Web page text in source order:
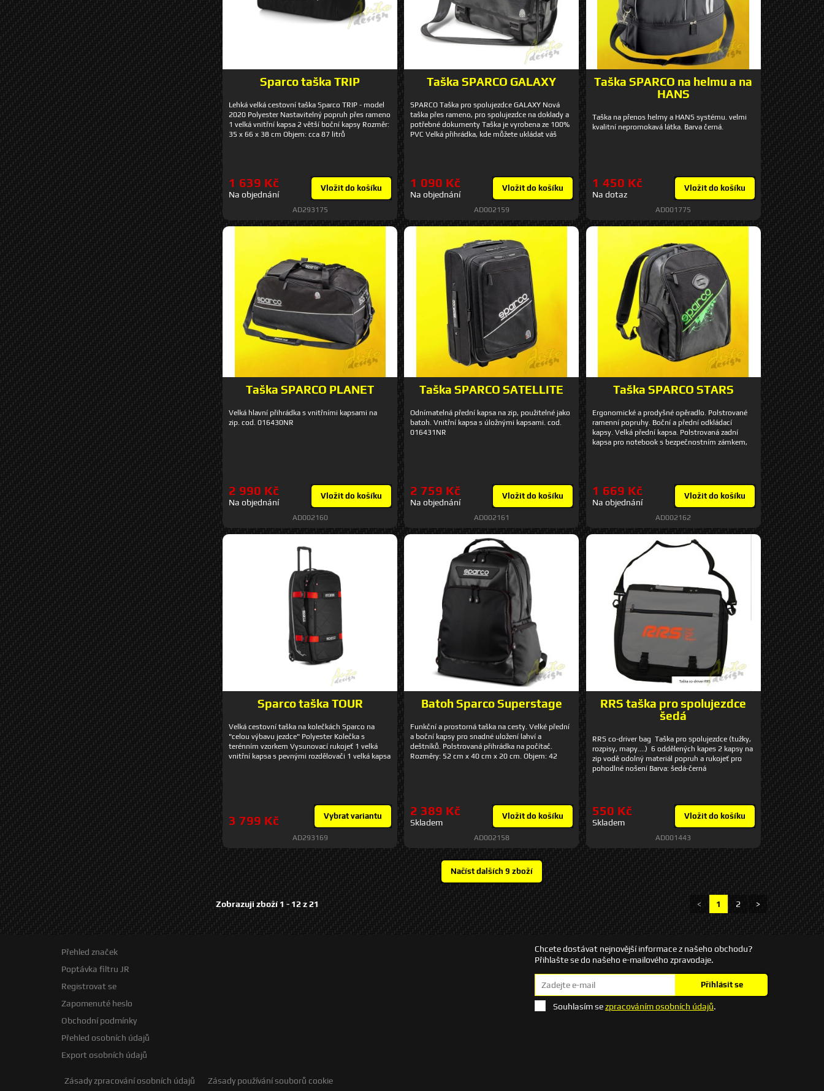
Sparco taška TRIP
Lehká velká cestovní taška Sparco TRIP - model
2020 Polyester Nastavitelný popruh přes rameno
1 velká vnitřní kapsa 2 větší boční kapsy Rozměr:
35 x 66 x 38 cm Objem: cca 87 litrů
1 639 Kč
Na objednání
Vložit do košíku
AD293175
Taška SPARCO GALAXY
SPARCO Taška pro spolujezdce GALAXY Nová
taška přes rameno, pro spolujezdce na doklady a
potřebné dokumenty Taška je vyrobena ze 100%
PVC Velká přihrádka, kde můžete ukládat váš
1 090 Kč
Na objednání
Vložit do košíku
AD002159
Taška SPARCO na helmu a na
HANS
Taška na přenos helmy a HANS systému. velmi
kvalitní nepromokavá látka. Barva černá.
1 450 Kč
Na dotaz
Vložit do košíku
AD001775
Taška SPARCO PLANET
Velká hlavní přihrádka s vnitřními kapsami na
zip. cod. 016430NR
2 990 Kč
Na objednání
Vložit do košíku
AD002160
Taška SPARCO SATELLITE
Odnímatelná přední kapsa na zip, použitelné jako
batoh. Vnitřní kapsa s úložnými kapsami. cod.
016431NR
2 759 Kč
Na objednání
Vložit do košíku
AD002161
Taška SPARCO STARS
Ergonomické a prodyšné opěradlo. Polstrované
ramenní popruhy. Boční a přední odkládací
kapsy. Velká přední kapsa. Polstrovaná zadní
kapsa pro notebook s bezpečnostním zámkem,
1 669 Kč
Na objednání
Vložit do košíku
AD002162
Sparco taška TOUR
Velká cestovní taška na kolečkách Sparco na
"celou výbavu jezdce" Polyester Kolečka s
terénním vzorkem Vysunovací rukojeť 1 velká
vnitřní kapsa s pevnými rozdělovači 1 velká kapsa
3 799 Kč Vybrat variantu
AD293169
Batoh Sparco Superstage
Funkční a prostorná taška na cesty. Velké přední
a boční kapsy pro snadné uložení lahví a
deštníků. Polstrovaná přihrádka na počítač.
Rozměry: 52 cm x 40 cm x 20 cm. Objem: 42
2 389 Kč
Skladem
Vložit do košíku
AD002158
RRS taška pro spolujezdce
šedá
RRS co-driver bag Taška pro spolujezdce (tužky,
rozpisy, mapy....) 6 oddělených kapes 2 kapsy na
zip vodě odolný materiál popruh a rukojeť pro
pohodlné nošení Barva: šedá-černá
550 Kč
Skladem
Vložit do košíku
AD001443
Zobrazuji zboží 1 - 12z21 < 1 2 >
Přehled značek
Poptávka filtru JR
Registrovat se
Zapomenuté heslo
Obchodní podmínky
Přehled osobních údajů
Export osobních údajů
Zásady zpracování osobních údajů Zásady používání souborů cookie
Chcete dostávat nejnovější informace z našeho obchodu?
Přihlašte se do našeho e-mailového zpravodaje.
Přihlásit se
Souhlasím sezpracováním osobních údajů.